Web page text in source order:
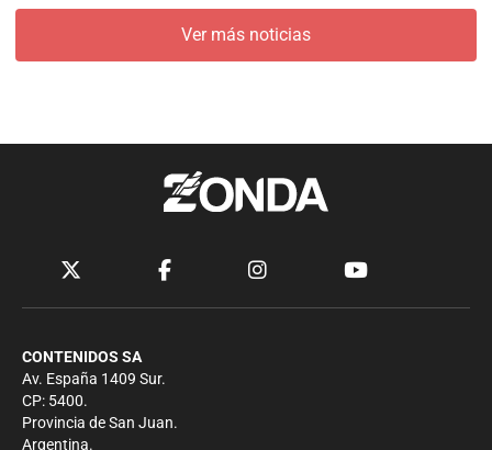
Ver más noticias
CONTENIDOS SA
Av. España 1409 Sur.
CP: 5400.
Provincia de San Juan.
Argentina.